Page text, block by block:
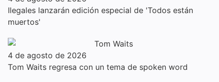
Ilegales lanzarán edición especial de 'Todos están
muertos'
4 de agosto de 2026
Tom Waits regresa con un tema de spoken word